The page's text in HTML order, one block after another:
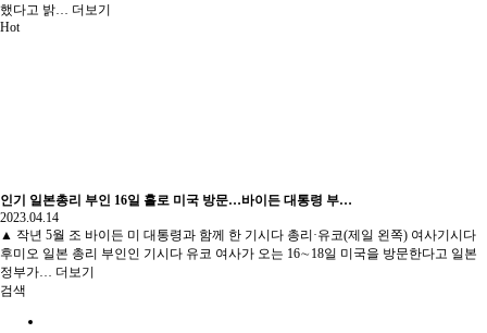
했다고 밝… 더보기
Hot
인기 일본총리 부인 16일 홀로 미국 방문…바이든 대통령 부…
2023.04.14
▲ 작년 5월 조 바이든 미 대통령과 함께 한 기시다 총리·유코(제일 왼쪽) 여사기시다
후미오 일본 총리 부인인 기시다 유코 여사가 오는 16∼18일 미국을 방문한다고 일본
정부가… 더보기
검색